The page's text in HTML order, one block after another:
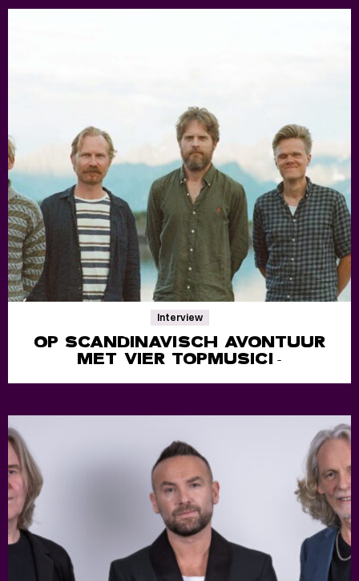
Interview
OP SCANDINAVISCH AVONTUUR
MET VIER TOPMUSICI -